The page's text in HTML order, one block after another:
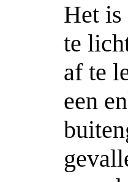
Het
te
af te
een